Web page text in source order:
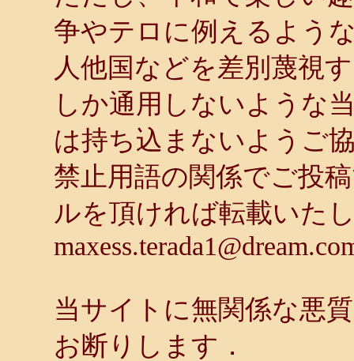
争やテロに例えるよう
人他国などを差別蔑視
しか通用しないような
は持ち込まないようご
禁止用語の関係でご投
ルを頂ければ転載いた
当サイトに無関係な悪
お断りします．